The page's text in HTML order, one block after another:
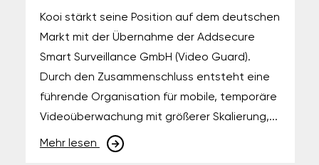
Kooi stärkt seine Position auf dem deutschen
Markt mit der Übernahme der Addsecure
Smart Surveillance GmbH (Video Guard).
Durch den Zusammenschluss entsteht eine
führende Organisation für mobile, temporäre
Videoüberwachung mit größerer Skalierung,...
Mehr lesen